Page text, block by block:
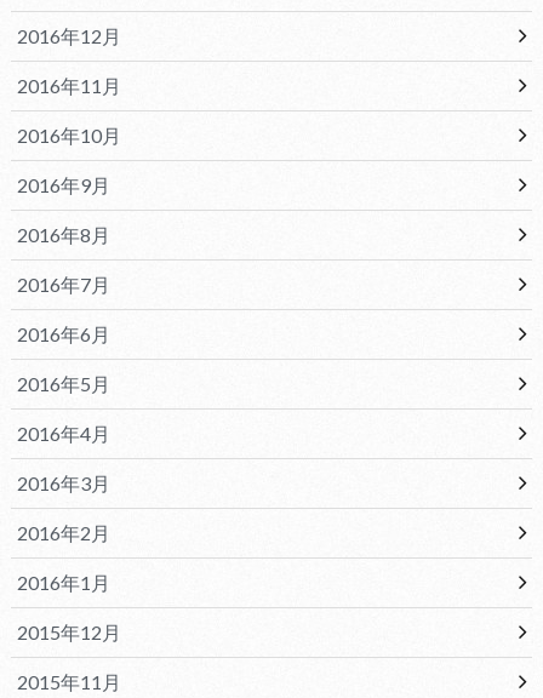
2016年12月
2016年11月
2016年10月
2016年9月
2016年8月
2016年7月
2016年6月
2016年5月
2016年4月
2016年3月
2016年2月
2016年1月
2015年12月
2015年11月